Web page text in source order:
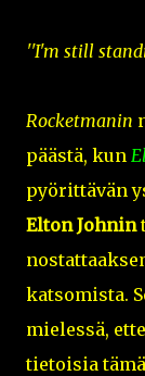
''I'm still
Rocketmanin
päästä, kun
pyörittävän
Elton Johnin
katsomista.
mielessä,
tietoisia